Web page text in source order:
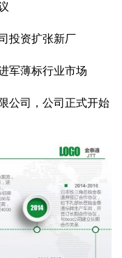
投资扩张新厂
军薄标行业市场
公司，公司正式开始